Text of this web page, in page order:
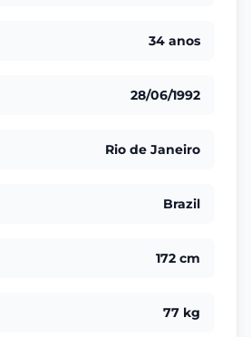
34 anos
28/06/1992
Rio de Janeiro
Brazil
172 cm
77 kg